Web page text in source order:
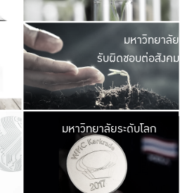
มหาวิ
ค
เปิดประ
และพบเรื่องราวใ
มหาวิทยาลัย
รับผิดชอบต่อสังคม
มหาวิ
เปลี่ยนแปลง แล
เพื่อทำง
ระบบสารสนเทศ
มหาวิทยาลัยระดับโลก